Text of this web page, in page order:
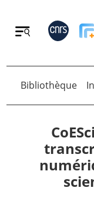
Retour
Accueil
Bibliothèque